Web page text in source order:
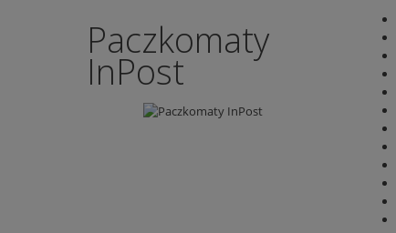
Paczkomaty
InPost